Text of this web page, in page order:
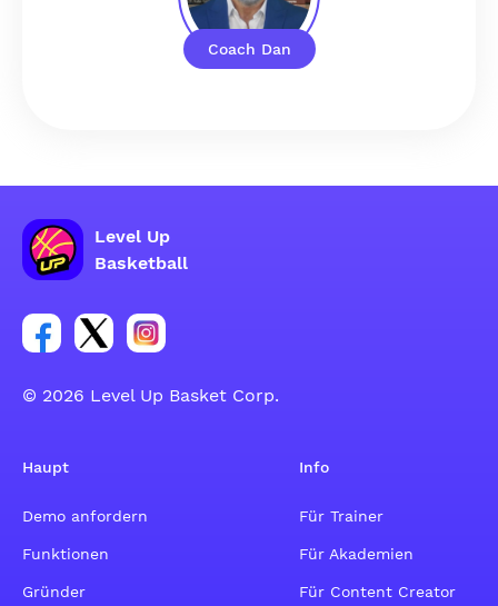
Coach Dan
Level Up
Basketball
Link zur Facebook-Gruppe
Link zum Tweeter-Account
Link zum Instagram-Account
© 2026 Level Up Basket Corp.
Haupt
Demo anfordern
Funktionen
Gründer
Info
Für Trainer
Für Akademien
Für Content Creator